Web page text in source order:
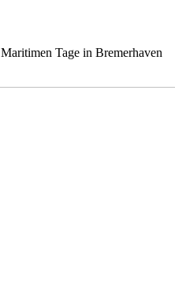
Tage in Bremerhaven